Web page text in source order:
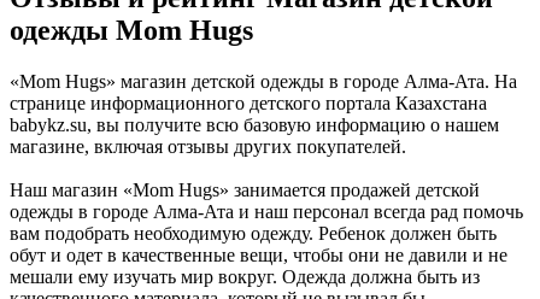
одежды Mom Hugs
«Mom Hugs» магазин детской одежды в городе Алма-Ата. На
странице информационного детского портала Казахстана
babykz.su, вы получите всю базовую информацию о нашем
магазине, включая отзывы других покупателей.
Наш магазин «Mom Hugs» занимается продажей детской
одежды в городе Алма-Ата и наш персонал всегда рад помочь
вам подобрать необходимую одежду. Ребенок должен быть
обут и одет в качественные вещи, чтобы они не давили и не
мешали ему изучать мир вокруг. Одежда должна быть из